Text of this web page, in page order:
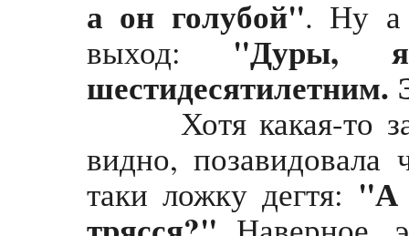
а он голубой". Ну а
выход:
"Дуры, я
Хотя какая-то
видно,
таки ложку дегтя: "А